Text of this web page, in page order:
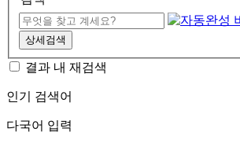
상세검색
결과 내 재검색
인기 검색어
다국어 입력